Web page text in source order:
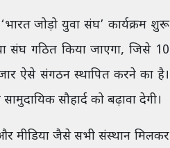
जोड़ो युवा संघ’ कार्यक्रम शुरू
संघ गठित किया जाएगा, जिसे 10
ऐसे संगठन स्थापित करने का है।
सौहार्द को बढ़ावा देगी।
मीडिया जैसे सभी संस्थान मिलकर